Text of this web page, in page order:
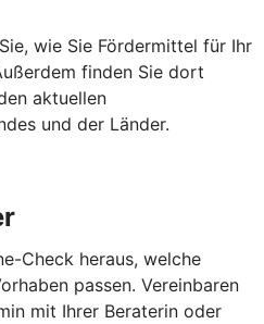
wie Sie Fördermittel für Ihr
finden Sie dort
aktuellen
und der Länder.
Check heraus, welche
passen. Vereinbaren
mit Ihrer Beraterin oder